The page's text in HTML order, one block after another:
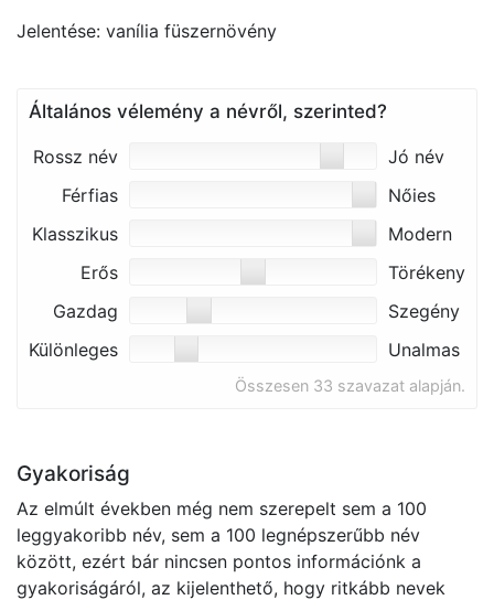
Jelentése: vanília füszernövény
Általános vélemény a névről, szerinted?
Rossz név
Jó név
Férfias
Nőies
Klasszikus
Modern
Erős
Törékeny
Gazdag
Szegény
Különleges
Unalmas
Összesen 33 szavazat alapján.
Gyakoriság
Az elmúlt években még nem szerepelt sem a 100
leggyakoribb név, sem a 100 legnépszerűbb név
között, ezért bár nincsen pontos információnk a
gyakoriságáról, az kijelenthető, hogy ritkább nevek